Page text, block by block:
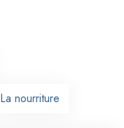
La nourriture